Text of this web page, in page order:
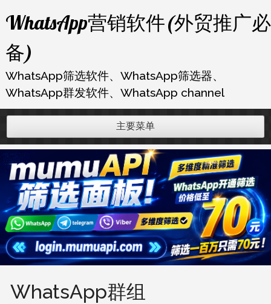
跳
容
WhatsApp营销软件(外贸推广必
备)
WhatsApp筛选软件、WhatsApp筛选器、
WhatsApp群发软件、WhatsApp channel
主要菜单
WhatsApp群组